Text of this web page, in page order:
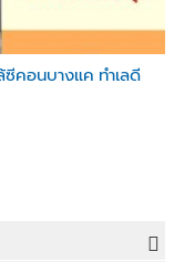
ซีคอนบางแค ทำเลดี